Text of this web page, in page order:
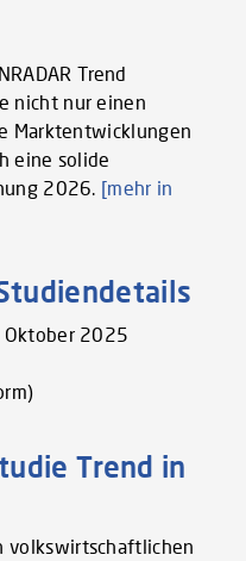
Trend
nicht nur einen
Marktentwicklungen
eine solide
2026. [mehr in
Oktober 2025
Trend in
volkswirtschaftlichen